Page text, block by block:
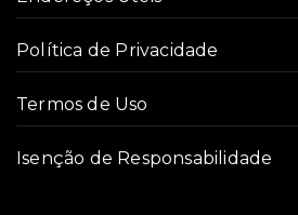
Política de Privacidade
Termos de Uso
Isenção de Responsabilidade